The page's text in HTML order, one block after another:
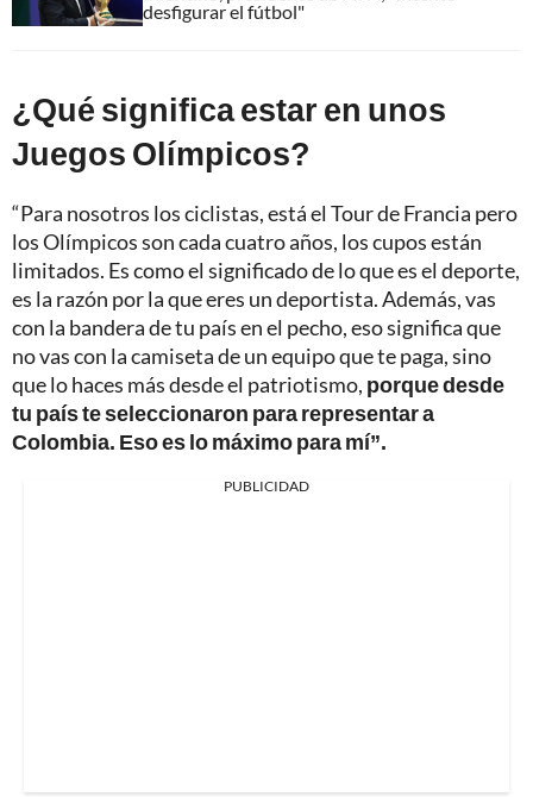
desfigurar el fútbol"
¿Qué significa estar en unos
Juegos Olímpicos?
“Para nosotros los ciclistas, está el Tour de Francia pero
los Olímpicos son cada cuatro años, los cupos están
limitados. Es como el significado de lo que es el deporte,
es la razón por la que eres un deportista. Además, vas
con la bandera de tu país en el pecho, eso significa que
no vas con la camiseta de un equipo que te paga, sino
que lo haces más desde el patriotismo, porque desde
tu país te seleccionaron para representar a
Colombia. Eso es lo máximo para mí”.
PUBLICIDAD